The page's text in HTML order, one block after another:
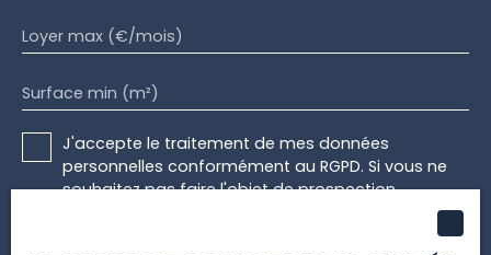
Loyer max (€/mois)
Surface min (m²)
J'accepte le traitement de mes données
personnelles conformément au RGPD. Si vous ne
souhaitez pas faire l'objet de prospection
commerciale par voie téléphonique, vous pouvez
vous inscrire gratuitement sur la liste d'opposition